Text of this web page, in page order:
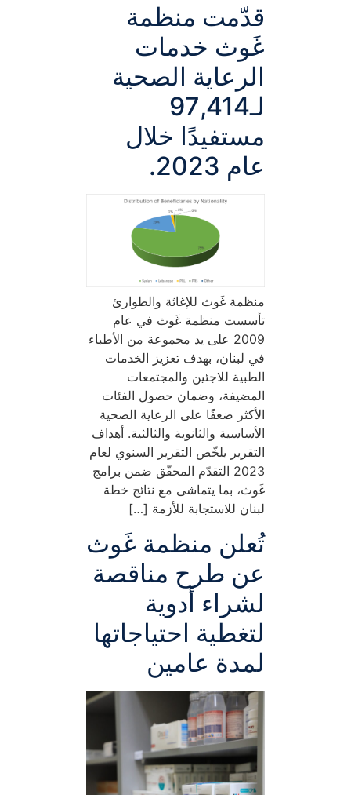
قدّمت منظمة
غَوث خدمات
الرعاية الصحية
لـ97,414
مستفيدًا خلال
عام 2023.
منظمة غَوث للإغاثة والطوارئ
تأسست منظمة غَوث في عام
2009 على يد مجموعة من الأطباء
في لبنان، بهدف تعزيز الخدمات
الطبية للاجئين والمجتمعات
المضيفة، وضمان حصول الفئات
الأكثر ضعفًا على الرعاية الصحية
الأساسية والثانوية والثالثية. أهداف
التقرير يلخّص التقرير السنوي لعام
2023 التقدّم المحقّق ضمن برامج
غَوث، بما يتماشى مع نتائج خطة
لبنان للاستجابة للأزمة […]
تُعلن منظمة غَوث
عن طرح مناقصة
لشراء أدوية
لتغطية احتياجاتها
لمدة عامين